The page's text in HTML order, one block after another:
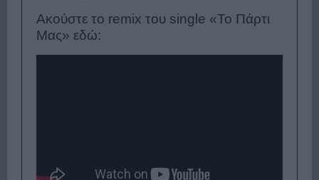
Ακούστε το remix του single «Το Πάρτι
Μας» εδώ: